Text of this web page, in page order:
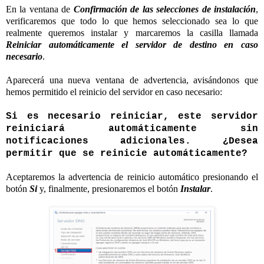
En la ventana de Confirmación de las selecciones de instalación,
verificaremos que todo lo que hemos seleccionado sea lo que
realmente queremos instalar y marcaremos la casilla llamada
Reiniciar automáticamente el servidor de destino en caso
necesario.
Aparecerá una nueva ventana de advertencia, avisándonos que
hemos permitido el reinicio del servidor en caso necesario:
Si es necesario reiniciar, este servidor
reiniciará automáticamente sin
notificaciones adicionales. ¿Desea
permitir que se reinicie automáticamente?
Aceptaremos la advertencia de reinicio automático presionando el
botón Siy, finalmente, presionaremos el botón Instalar.